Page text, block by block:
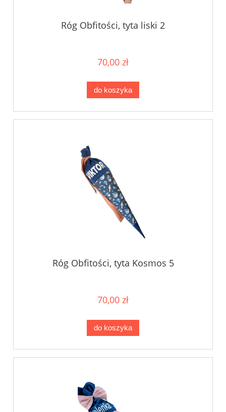
Róg Obfitości, tyta liski 2
70,00 zł
do koszyka
Róg Obfitości, tyta Kosmos 5
70,00 zł
do koszyka